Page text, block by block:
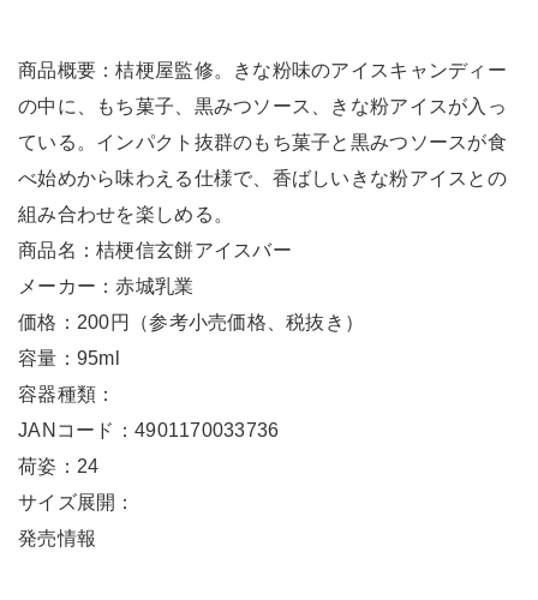
商品概要：桔梗屋監修。きな粉味のアイスキャンディー
の中に、もち菓子、黒みつソース、きな粉アイスが入っ
ている。インパクト抜群のもち菓子と黒みつソースが食
べ始めから味わえる仕様で、香ばしいきな粉アイスとの
組み合わせを楽しめる。
商品名：桔梗信玄餅アイスバー
メーカー：赤城乳業
価格：200円（参考小売価格、税抜き）
容量：95ml
容器種類：
JANコード：4901170033736
荷姿：24
サイズ展開：
発売情報